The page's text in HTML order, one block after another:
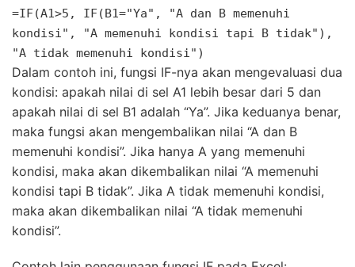
=IF(A1>5 , IF(B1="Ya", "A dan B memenuhi
kondisi", "A memenuhi kondisi tapi B tidak"),
"A tidak memenuhi kondisi")
Dalam contoh ini, fungsi IF-nya akan mengevaluasi dua
kondisi: apakah nilai di sel A1 lebih besar dari 5 dan
apakah nilai di sel B1 adalah “Ya”. Jika keduanya benar,
maka fungsi akan mengembalikan nilai “A dan B
memenuhi kondisi”. Jika hanya A yang memenuhi
kondisi, maka akan dikembalikan nilai “A memenuhi
kondisi tapi B tidak”. Jika A tidak memenuhi kondisi,
maka akan dikembalikan nilai “A tidak memenuhi
kondisi”.